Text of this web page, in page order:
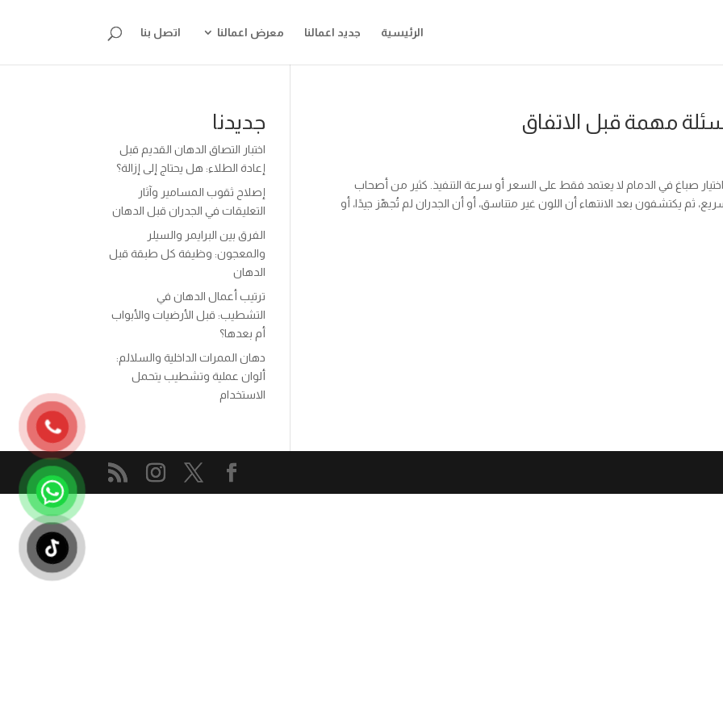
الرئيسية جديد اعمالنا معرض اعمالنا اتصل بنا
مهمة قبل الاتفاق اختيار صباغ في الدمام لا يعتمد فقط على السعر أو سرعة التنفيذ. كثير من أصحاب
ثم يكتشفون بعد الانتهاء أن اللون غير متناسق، أو أن الجدران لم تُجهّز جيدًا، أو
جديدنا
اختبار التصاق الدهان القديم قبل
إعادة الطلاء: هل يحتاج إلى إزالة؟
إصلاح ثقوب المسامير وآثار
التعليقات في الجدران قبل الدهان
الفرق بين البرايمر والسيلر
والمعجون: وظيفة كل طبقة قبل
الدهان
ترتيب أعمال الدهان في
التشطيب: قبل الأرضيات والأبواب
أم بعدها؟
دهان الممرات الداخلية والسلالم:
ألوان عملية وتشطيب يتحمل
الاستخدام